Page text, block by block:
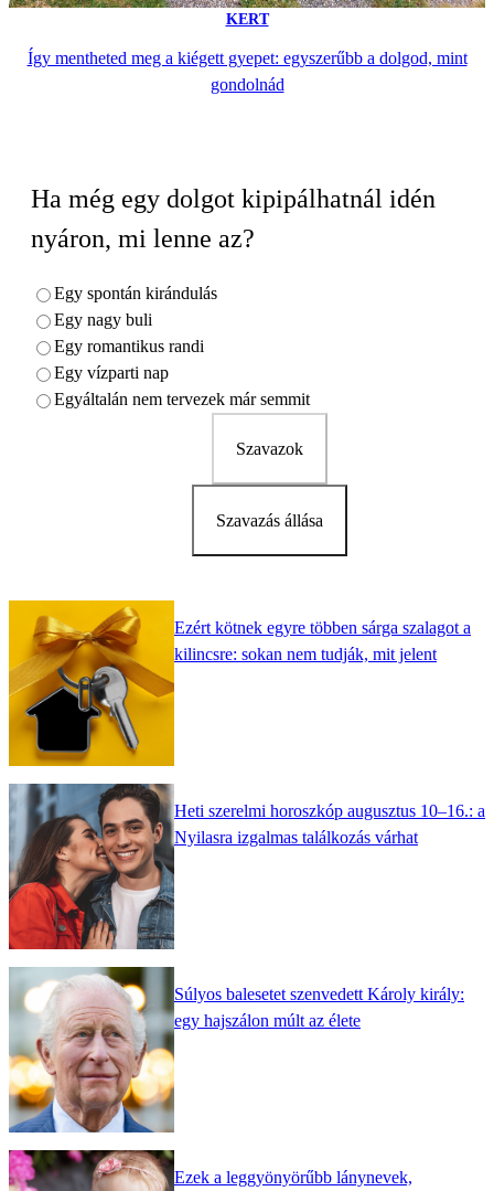
KERT
Így mentheted meg a kiégett gyepet: egyszerűbb a dolgod, mint
gondolnád
Ha még egy dolgot kipipálhatnál idén
nyáron, mi lenne az?
Egy spontán kirándulás
Egy nagy buli
Egy romantikus randi
Egy vízparti nap
Egyáltalán nem tervezek már semmit
Szavazok
Szavazás állása
Ezért kötnek egyre többen sárga szalagot a
kilincsre: sokan nem tudják, mit jelent
Heti szerelmi horoszkóp augusztus 10–16.: a
Nyilasra izgalmas találkozás várhat
Súlyos balesetet szenvedett Károly király:
egy hajszálon múlt az élete
Ezek a leggyönyörűbb lánynevek,